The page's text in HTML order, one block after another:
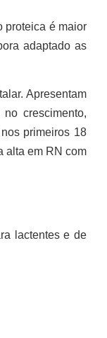
proteica é maior
adaptado as
Apresentam
crescimento,
primeiros 18
alta em RN com
lactentes e de